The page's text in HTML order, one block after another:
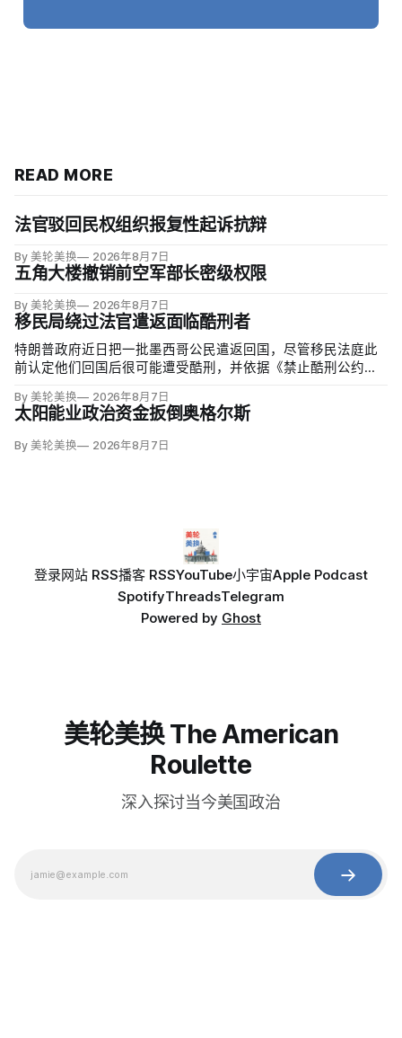
READ MORE
法官驳回民权组织报复性起诉抗辩
By 美轮美换 2026年8月7日
五角大楼撤销前空军部长密级权限
By 美轮美换 2026年8月7日
移民局绕过法官遣返面临酷刑者
特朗普政府近日把一批墨西哥公民遣返回国，尽管移民法庭此
前认定他们回国后很可能遭受酷刑，并依据《禁止酷刑公约》
文图雷拉（David Venturella）凭国务院从墨西哥政府取得的
「不受伤害」外交保证，单方面撤销保护；
By 美轮美换 2026年8月7日
太阳能业政治资金扳倒奥格尔斯
By 美轮美换 2026年8月7日
登录网站 RSS播客 RSSYouTube小宇宙Apple Podcast
SpotifyThreadsTelegram
Powered by Ghost
美轮美换 The American
Roulette
深入探讨当今美国政治